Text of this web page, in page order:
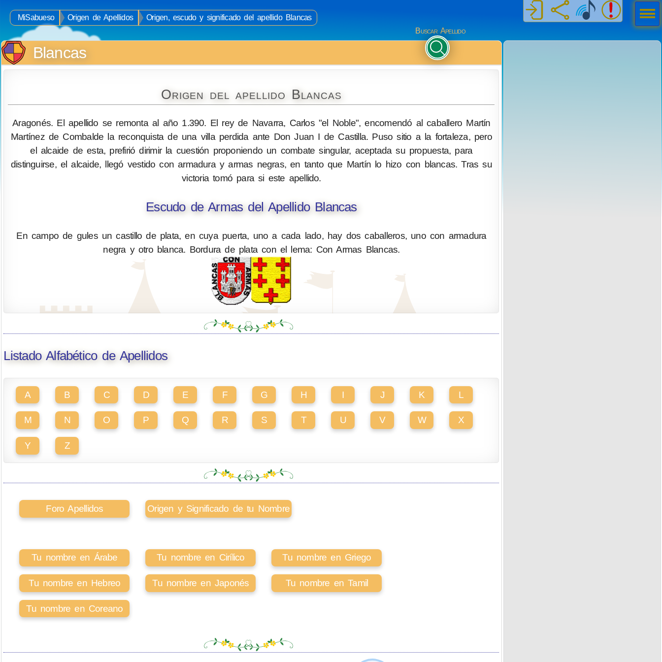
MiSabueso Origen de Apellidos
Origen, escudo y significado del apellido Blancas
Buscar Apellido
Blancas
Origen del apellido Blancas
Aragonés. El apellido se remonta al año 1.390. El rey de Navarra, Carlos "el Noble", encomendó al caballero Martín
Martínez de Combalde la reconquista de una villa perdida ante Don Juan I de Castilla. Puso sitio a la fortaleza, pero
el alcaide de esta, prefirió dirimir la cuestión proponiendo un combate singular, aceptada su propuesta, para
distinguirse, el alcaide, llegó vestido con armadura y armas negras, en tanto que Martín lo hizo con blancas. Tras su
victoria tomó para si este apellido.
Escudo de Armas del Apellido Blancas
En campo de gules un castillo de plata, en cuya puerta, uno a cada lado, hay dos caballeros, uno con armadura
negra y otro blanca. Bordura de plata con el lema: Con Armas Blancas.
Listado Alfabético de Apellidos
A B C D E F G H I J K L
M N O P Q R S T U V W X
Y Z
Foro Apellidos Origen y Significado de tu Nombre
Tu nombre en Árabe Tu nombre en Cirílico Tu nombre en Griego
Tu nombre en Hebreo Tu nombre en Japonés Tu nombre en Tamil
Tu nombre en Coreano
Men
ú